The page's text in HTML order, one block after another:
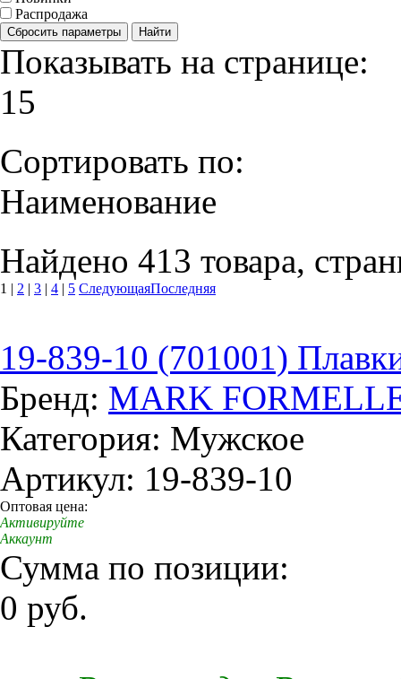
Распродажа
Сбросить параметры Найти
Показывать на странице:
15
Сортировать по:
Наименование
Найдено 413 товара,
1 | 2 | 3 | 4 | 5 СледующаяПоследняя
19-839-10 (701001)
Бренд: MARK
Категория: Мужское
Артикул: 19-839-10
Оптовая цена:
Активируйте
Аккаунт
Сумма по позиции:
0 руб.